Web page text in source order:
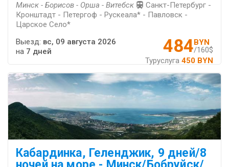
Минск - Борисов - Орша - Витебск
Санкт-Петербург -
Кронштадт - Петергоф - Рускеала* - Павловск -
Царское Село*
484BYN
/160$
Туруслуга 450 BYN
Выезд: вс, 09 августа 2026
на 7 дней
Кабардинка, Геленджик, 9 дней/8